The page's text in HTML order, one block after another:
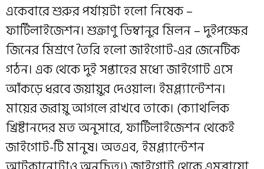
একেবারে শুরুর পর্যায়টা হলো নিষেক –
ফার্টিলাইজেশন। শুক্রাণু ডিম্বানুর মিলন – দুইপক্ষের
জিনের মিশ্রণে তৈরি হলো জাইগোট-এর জেনেটিক
গঠন। এক থেকে দুই সপ্তাহের মধ্যে জাইগোট এসে
আঁকড়ে ধরবে জয়ায়ুর দেওয়াল। ইমপ্ল্যান্টেশন।
মায়ের জরায়ু আগলে রাখবে তাকে। (ক্যাথলিক
খ্রিষ্টানদের মত অনুসারে, ফার্টিলাইজেশন থেকেই
জাইগোট-টি মানুষ। অতএব, ইমপ্ল্যান্টেশন